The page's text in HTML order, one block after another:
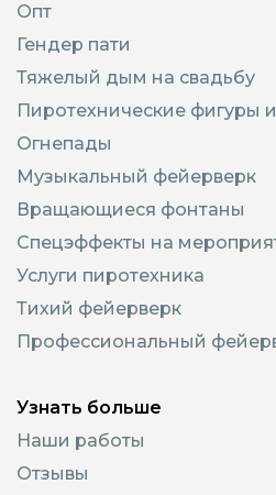
Опт
Гендер пати
Тяжелый дым на свадьбу
Пиротехнические фигуры
Огнепады
Музыкальный фейерверк
Вращающиеся фонтаны
Спецэффекты на
Услуги пиротехника
Тихий фейерверк
Профессиональный
Узнать больше
Наши работы
Отзывы